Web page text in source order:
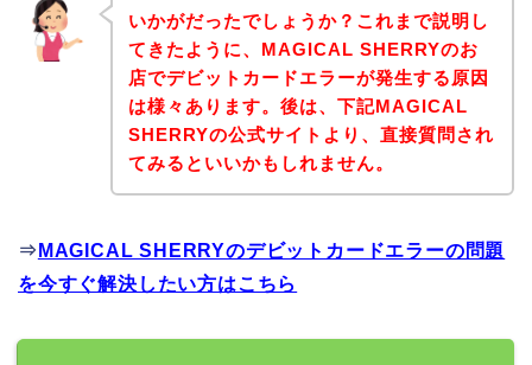
いかがだったでしょうか？これまで説明し
てきたように、MAGICAL SHERRYのお
店でデビットカードエラーが発生する原因
は様々あります。後は、下記MAGICAL
SHERRYの公式サイトより、直接質問され
てみるといいかもしれません。
⇒ MAGICAL SHERRYのデビットカードエラーの問題
を今すぐ解決したい方はこちら